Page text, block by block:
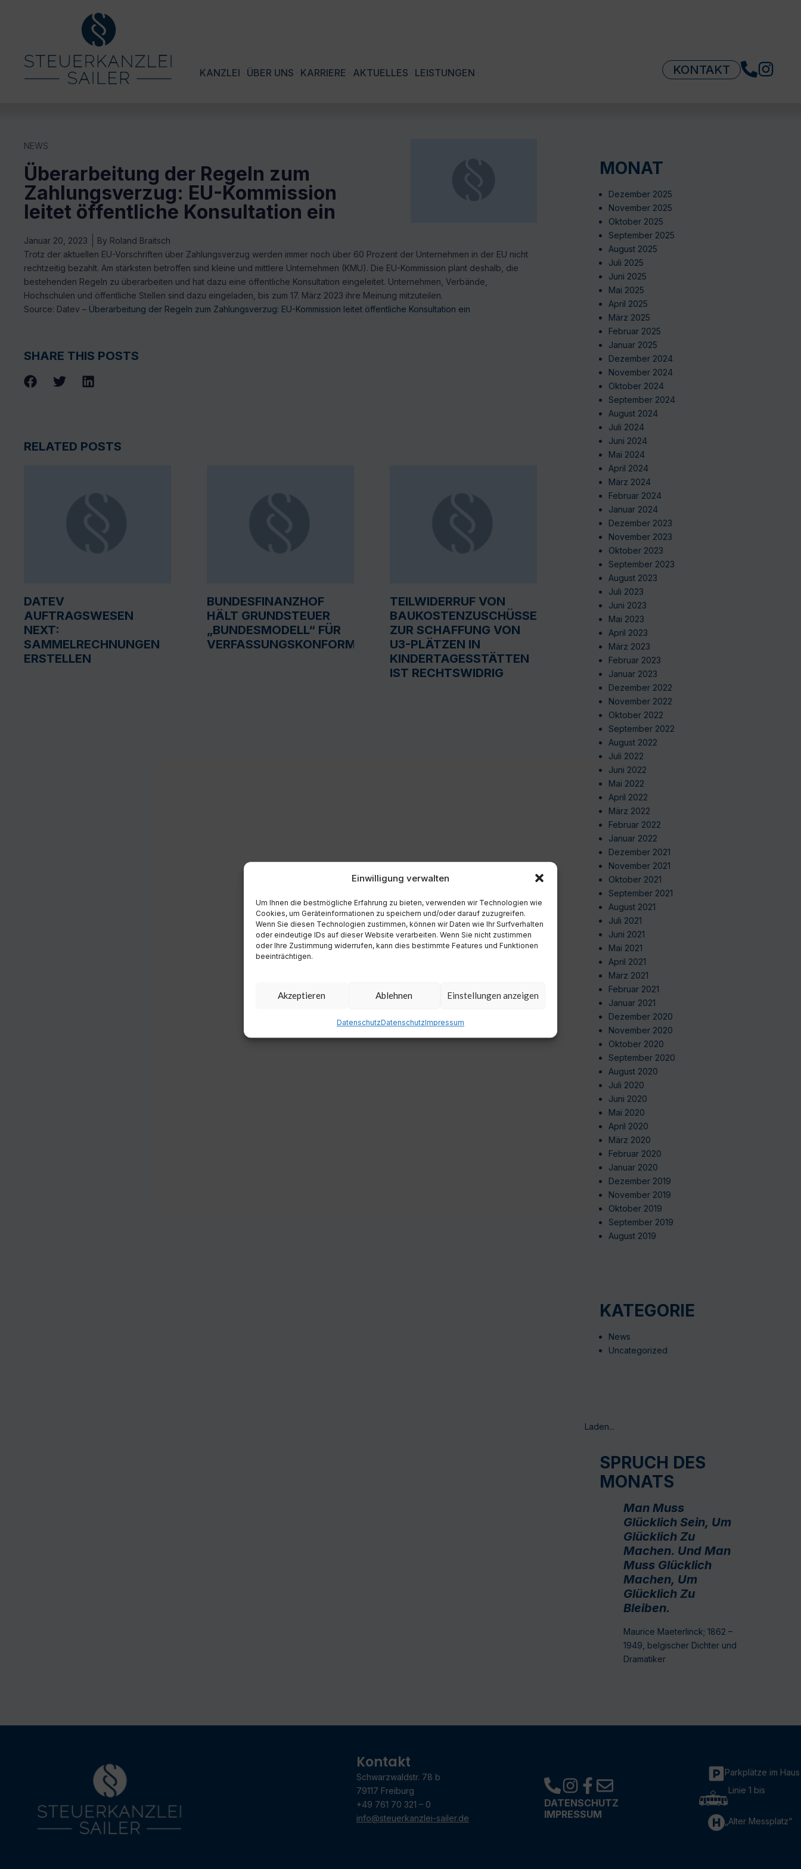
Einwilligung verwalten
Um Ihnen die bestmögliche Erfahrung zu bieten, verwenden wir Technologien wie
Cookies, um Geräteinformationen zu speichern und/oder darauf zuzugreifen.
Wenn Sie diesen Technologien zustimmen, können wir Daten wie Ihr Surfverhalten
oder eindeutige IDs auf dieser Website verarbeiten. Wenn Sie nicht zustimmen
oder Ihre Zustimmung widerrufen, kann dies bestimmte Features und Funktionen
beeinträchtigen.
Akzeptieren Ablehnen Einstellungen anzeigen
DatenschutzDatenschutzImpressum
KANZLEI ÜBER UNS KARRIERE AKTUELLES LEISTUNGEN KONTAKT
NEWS
Überarbeitung der Regeln zum
Zahlungsverzug: EU-Kommission
leitet öffentliche Konsultation ein
Januar 20, 2023 By Roland Braitsch
Trotz der aktuellen EU-Vorschriften über Zahlungsverzug werden immer noch über 60 Prozent der Unternehmen in der EU nicht
rechtzeitig bezahlt. Am stärksten betroffen sind kleine und mittlere Unternehmen (KMU). Die EU-Kommission plant deshalb, die
bestehenden Regeln zu überarbeiten und hat dazu eine öffentliche Konsultation eingeleitet. Unternehmen, Verbände,
Hochschulen und öffentliche Stellen sind dazu eingeladen, bis zum 17. März 2023 ihre Meinung mitzuteilen.
Source: Datev – Überarbeitung der Regeln zum Zahlungsverzug: EU-Kommission leitet öffentliche Konsultation ein
SHARE THIS POSTS
RELATED POSTS
DATEV
AUFTRAGSWESEN
NEXT:
SAMMELRECHNUNGEN
ERSTELLEN
BUNDESFINANZHOF
HÄLT GRUNDSTEUER
„BUNDESMODELL“ FÜR
VERFASSUNGSKONFORM
TEILWIDERRUF VON
BAUKOSTENZUSCHÜSSEN
ZUR SCHAFFUNG VON
U3-PLÄTZEN IN
KINDERTAGESSTÄTTEN
IST RECHTSWIDRIG
MONAT
Dezember 2025
November 2025
Oktober 2025
September 2025
August 2025
Juli 2025
Juni 2025
Mai 2025
April 2025
März 2025
Februar 2025
Januar 2025
Dezember 2024
November 2024
Oktober 2024
September 2024
August 2024
Juli 2024
Juni 2024
Mai 2024
April 2024
März 2024
Februar 2024
Januar 2024
Dezember 2023
November 2023
Oktober 2023
September 2023
August 2023
Juli 2023
Juni 2023
Mai 2023
April 2023
März 2023
Februar 2023
Januar 2023
Dezember 2022
November 2022
Oktober 2022
September 2022
August 2022
Juli 2022
Juni 2022
Mai 2022
April 2022
März 2022
Februar 2022
Januar 2022
Dezember 2021
November 2021
Oktober 2021
September 2021
August 2021
Juli 2021
Juni 2021
Mai 2021
April 2021
März 2021
Februar 2021
Januar 2021
Dezember 2020
November 2020
Oktober 2020
September 2020
August 2020
Juli 2020
Juni 2020
Mai 2020
April 2020
März 2020
Februar 2020
Januar 2020
Dezember 2019
November 2019
Oktober 2019
September 2019
August 2019
KATEGORIE
News
Uncategorized
Laden...
SPRUCH DES
MONATS
Man Muss
Glücklich Sein, Um
Glücklich Zu
Machen. Und Man
Muss Glücklich
Machen, Um
Glücklich Zu
Bleiben.
Maurice Maeterlinck; 1862 –
1949, belgischer Dichter und
Dramatiker
Kontakt
Schwarzwaldstr. 78 b
79117 Freiburg
+49 761 70 321 – 0
info@steuerkanzlei-sailer.de
DATENSCHUTZ
IMPRESSUM
Parkplätze im Haus
Linie 1 bis
„Alter Messplatz“